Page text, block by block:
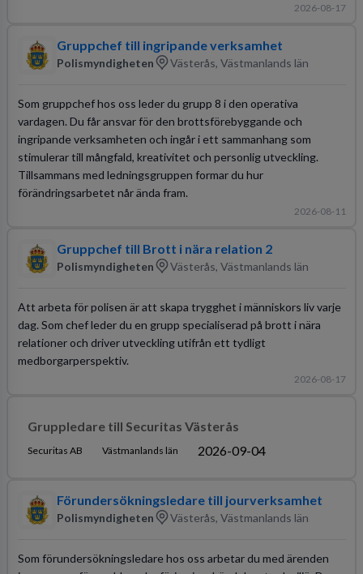
2026-08-17
Gruppchef till ingripande verksamhet
Polismyndigheten Västerås, Västmanlands län
Som gruppchef hos oss leder du grupp 8 i den operativa
vardagen. Du får ansvar för den brottsförebyggande och
ingripande verksamheten och ingår i ett sammanhang som
stimulerar till mångfald, kreativitet och personlig utveckling.
Tillsammans med ledningsgruppen formar du hur
förändringsarbetet når ända fram.
2026-08-11
Gruppchef till Brott i nära relation 2
Polismyndigheten Västerås, Västmanlands län
Att arbeta för polisen är att skapa trygghet i människors liv varje
dag. Som chef leder du en grupp specialiserad på brott i nära
relationer och driver utveckling utifrån ett tydligt
medborgarperspektiv.
2026-08-17
Gruppledare till Securitas Västerås
Securitas AB Västmanlands län 2026-09-04
Förundersökningsledare till jourverksamhet
Polismyndigheten Västerås, Västmanlands län
Som förundersökningsledare hos oss arbetar du med ärenden